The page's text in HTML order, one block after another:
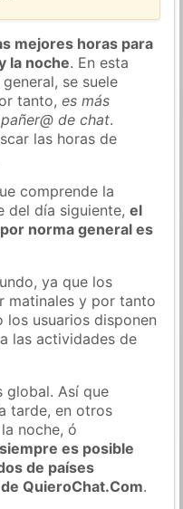
mejores horas para
la noche. En esta
se suele
tanto,es más
de chat.
las horas de
comprende la
del día siguiente,el
norma general es
ya que los
matinales y por tanto
usuarios disponen
las actividades de
global. Así que
tarde, en otros
noche, ó
siempre es posible
de países
QuieroChat.Com.